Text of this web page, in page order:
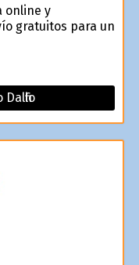
online y
gratuitos para un